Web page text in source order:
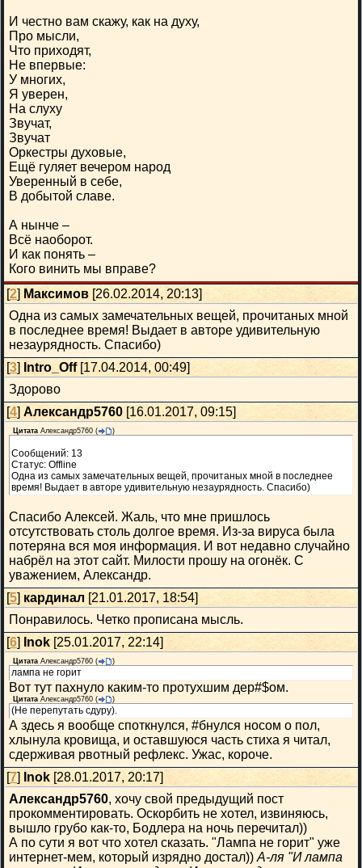
И честно вам скажу, как на духу,
Про мысли,
Что приходят,
Не впервые:
У многих,
Я уверен,
На слуху
Звучат,
Звучат
Оркестры духовые,
Ещё гуляет вечером народ
Уверенный в себе,
В добытой славе.
А нынче –
Всё наоборот.
И как понять –
Кого винить мы вправе?
[2] Максимов [26.02.2014, 20:13]
Одна из самых замечательных вещей, прочитаных мной
в последнее время! Выдает в авторе удивительную
незаурядность. Спасибо)
[3] Intro_Off[17.04.2014, 00:49]
Здорово
[4] Александр5760 [16.01.2017, 09:15]
Цитата Александр5760 ( )
Сообщений: 13
Статус: Offline
Одна из самых замечательных вещей, прочитаных мной в последнее
время! Выдает в авторе удивительную незаурядность. Спасибо)
Спасибо Алексей. Жаль, что мне пришлось
отсутствовать столь долгое время. Из-за вируса была
потеряна вся моя информация. И вот недавно случайно
набрёл на этот сайт. Милости прошу на огонёк. С
уважением, Александр.
[5] кардинал [21.01.2017, 18:54]
Понравилось. Четко прописана мысль.
[6] Inok [25.01.2017, 22:14]
Цитата Александр5760 ( )
лампа не горит
Вот тут пахнуло каким-то протухшим дер#$ом.
Цитата Александр5760 ( )
(Не перепутать сдуру).
А здесь я вообще споткнулся, #бнулся носом о пол,
хлынула кровища, и оставшуюся часть стиха я читал,
сдерживая рвотный рефлекс. Ужас, короче.
[7] Inok [28.01.2017, 20:17]
Александр5760, хочу свой предыдущий пост
прокомментировать. Оскорбить не хотел, извиняюсь,
вышло грубо как-то, Бодлера на ночь перечитал))
А по сути я вот что хотел сказать. "Лампа не горит" уже
интернет-мем, который изрядно достал)) А-ля "И лампа